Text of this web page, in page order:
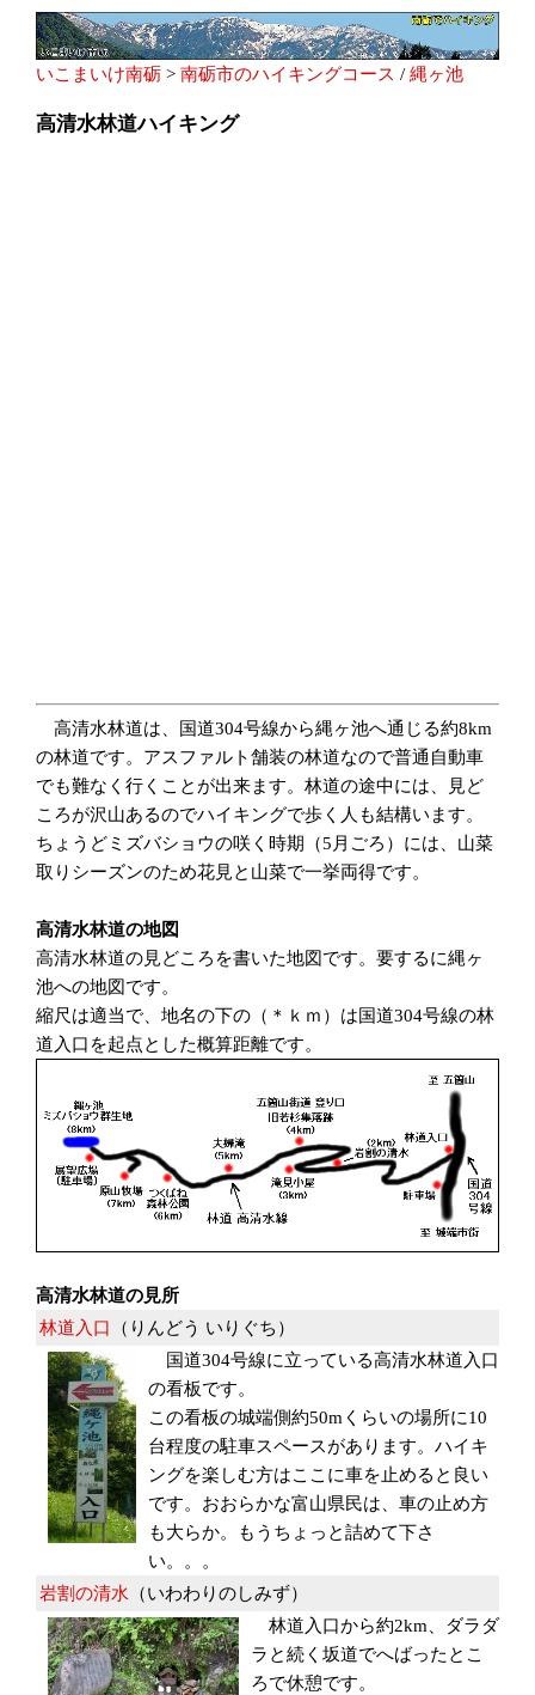
いこまいけ南砺 > 南砺市のハイキングコース / 縄ヶ池
高清水林道ハイキング
高清水林道は、国道304号線から縄ヶ池へ通じる約8km
の林道です。アスファルト舗装の林道なので普通自動車
でも難なく行くことが出来ます。林道の途中には、見ど
ころが沢山あるのでハイキングで歩く人も結構います。
ちょうどミズバショウの咲く時期（5月ごろ）には、山菜
取りシーズンのため花見と山菜で一挙両得です。
高清水林道の地図
高清水林道の見どころを書いた地図です。要するに縄ヶ
池への地図です。
縮尺は適当で、地名の下の（＊ｋｍ）は国道304号線の林
道入口を起点とした概算距離です。
高清水林道の見所
林道入口
（りんどう いりぐち）
国道304号線に立っている高清水林道入口
の看板です。
この看板の城端側約50mくらいの場所に10
台程度の駐車スペースがあります。ハイキ
ングを楽しむ方はここに車を止めると良い
です。おおらかな富山県民は、車の止め方
も大らか。もうちょっと詰めて下さ
い。。。
岩割の清水 （いわわりのしみず）
林道入口から約2km、ダラダ
ラと続く坂道でへばったとこ
ろで休憩です。